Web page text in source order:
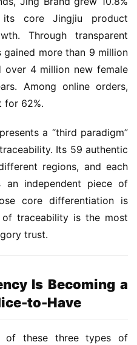
core Jingjiu product
Through transparent
gained more than 9 million
over 4 million new female
Among online orders,
for 62%.
a “third paradigm”
Its 59 authentic
regions, and each
an independent piece of
core differentiation is
of traceability is the most
trust.
Is Becoming a
to-Have
of these three types of